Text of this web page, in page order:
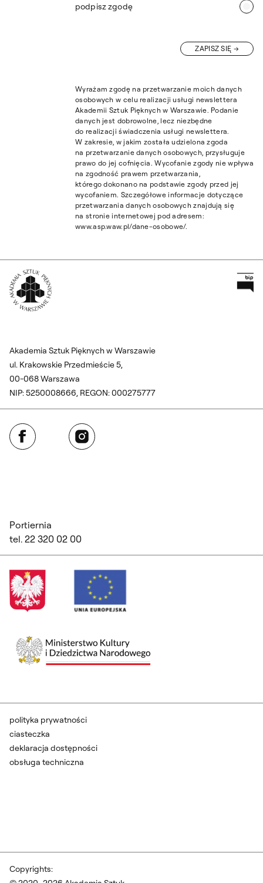
podpisz zgodę
ZAPISZ SIĘ
Wyrażam zgodę na przetwarzanie moich danych
osobowych w celu realizacji usługi newslettera
Akademii Sztuk Pięknych w Warszawie. Podanie
danych jest dobrowolne, lecz niezbędne
do realizacji świadczenia usługi newslettera.
W zakresie, w jakim została udzielona zgoda
na przetwarzanie danych osobowych, przysługuje
prawo do jej cofnięcia. Wycofanie zgody nie wpływa
na zgodność prawem przetwarzania,
którego dokonano na podstawie zgody przed jej
wycofaniem. Szczegółowe informacje dotyczące
przetwarzania danych osobowych znajdują się
na stronie internetowej pod adresem:
www.asp.waw.pl/dane-osobowe/.
Akademia Sztuk Pięknych w Warszawie
ul. Krakowskie Przedmieście 5,
00-068 Warszawa
NIP: 5250008666, REGON: 000275777
Facebook Instagram
Portiernia
tel. 22 320 02 00
Copyrights:
polityka prywatności
ciasteczka
deklaracja dostępności
obsługa techniczna